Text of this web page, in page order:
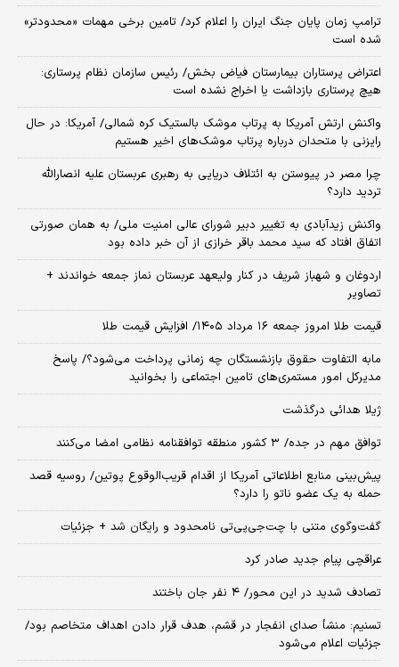
ترامپ زمان پایان جنگ ایران را اعلام کرد/ تامین برخی مهمات «محدودتر»
شده است
اعتراض پرستاران بیمارستان فیاض بخش/ رئیس سازمان نظام پرستاری:
هیچ پرستاری بازداشت یا اخراج نشده است
واکنش ارتش آمریکا به پرتاب موشک بالستیک کره شمالی/ آمریکا: در حال
رایزنی با متحدان درباره پرتاب موشک‌های اخیر هستیم
چرا مصر در پیوستن به ائتلاف دریایی به رهبری عربستان علیه انصارالله
تردید دارد؟
واکنش زیدآبادی به تغییر دبیر شورای عالی امنیت ملی/ به همان صورتی
اتفاق افتاد که سید محمد باقر خرازی از آن خبر داده بود
اردوغان و شهباز شریف در کنار ولیعهد عربستان نماز جمعه خواندند +
تصاویر
قیمت طلا امروز جمعه ۱۶ مرداد ۱۴۰۵/ افزایش قیمت طلا
مابه التفاوت حقوق بازنشستگان چه زمانی پرداخت می‌شود؟/ پاسخ
مدیرکل امور مستمری‌های تامین اجتماعی را بخوانید
ژیلا هدائی درگذشت
توافق مهم در جده/ ۳ کشور منطقه توافقنامه نظامی امضا می‌کنند
پیش‌بینی منابع اطلاعاتی آمریکا از اقدام قریب‌الوقوع پوتین/ روسیه قصد
حمله به یک عضو ناتو را دارد؟
گفت‌وگوی متنی با چت‌جی‌پی‌تی نامحدود و رایگان شد + جزئیات
عراقچی پیام جدید صادر کرد
تصادف شدید در این محور/ ۴ نفر جان باختند
تسنیم: منشأ صدای انفجار در قشم، هدف قرار دادن اهداف متخاصم بود/
جزئیات اعلام می‌شود